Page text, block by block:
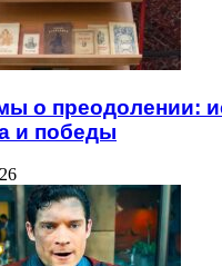
о преодолении:
и победы